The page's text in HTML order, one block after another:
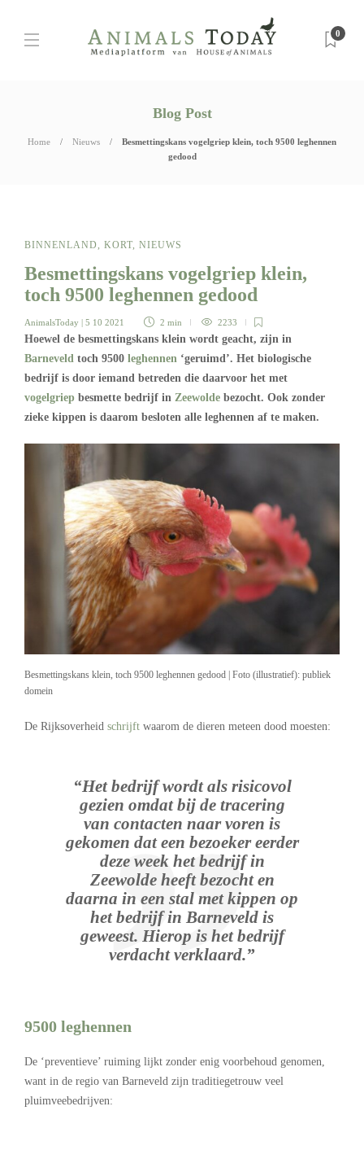
0
Blog Post
Home Nieuws
Besmettingskans vogelgriep klein, toch 9500 leghennen
gedood
BINNENLAND, KORT, NIEUWS
Besmettingskans vogelgriep klein,
toch 9500 leghennen gedood
AnimalsToday | 5 10 2021 2 min 2233
Hoewel de besmettingskans klein wordt geacht, zijn in
Barneveld toch 9500 leghennen ‘geruimd’. Het biologische
bedrijf is door iemand betreden die daarvoor het met
vogelgriep besmette bedrijf in Zeewolde bezocht. Ook zonder
zieke kippen is daarom besloten alle leghennen af te maken.
Besmettingskans klein, toch 9500 leghennen gedood | Foto (illustratief): publiek
domein
De Rijksoverheid schrijft waarom de dieren meteen dood moesten:
“Het bedrijf wordt als risicovol
gezien omdat bij de tracering
van contacten naar voren is
gekomen dat een bezoeker eerder
deze week het bedrijf in
Zeewolde heeft bezocht en
daarna in een stal met kippen op
het bedrijf in Barneveld is
geweest. Hierop is het bedrijf
verdacht verklaard.”
9500 leghennen
De ‘preventieve’ ruiming lijkt zonder enig voorbehoud genomen,
want in de regio van Barneveld zijn traditiegetrouw veel
pluimveebedrijven: